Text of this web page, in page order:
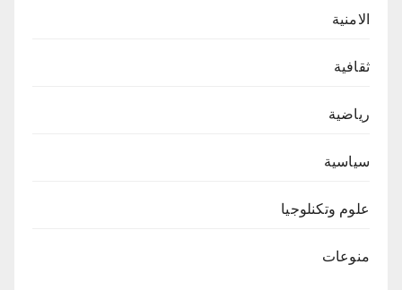
الامنية
ثقافية
رياضية
سياسية
علوم وتكنلوجيا
منوعات